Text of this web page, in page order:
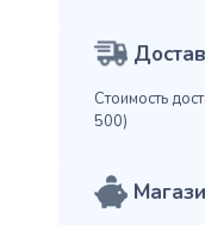
Стоимость
500)